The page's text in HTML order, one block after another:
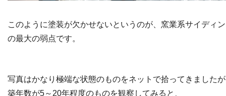
このように塗装が欠かせないというのが、窯業系サイディ
の最大の弱点です。
写真はかなり極端な状態のものをネットで拾ってきました
築年数が5～20年程度のものを観察してみると、